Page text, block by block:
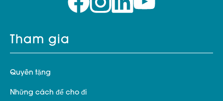
Tham gia
Quyên tặng
Những cách để cho đi